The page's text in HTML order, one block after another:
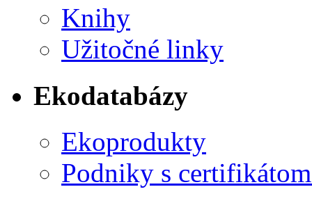
Knihy
Užitočné linky
Ekodatabázy
Ekoprodukty
Podniky s